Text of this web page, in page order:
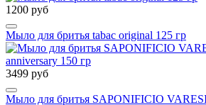
1200 руб
Мыло для бритья tabac original 125 гр
3499 руб
Мыло для бритья SAPONIFICIO